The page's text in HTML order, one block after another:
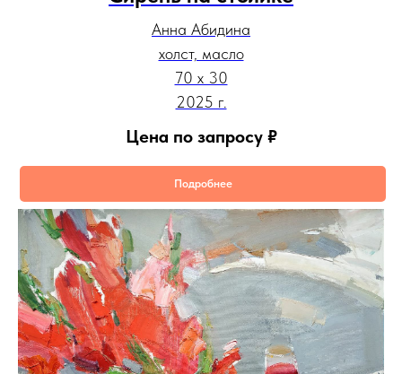
Анна Абидина
холст, масло
70 х 30
2025 г.
Цена по запросу ₽
Подробнее